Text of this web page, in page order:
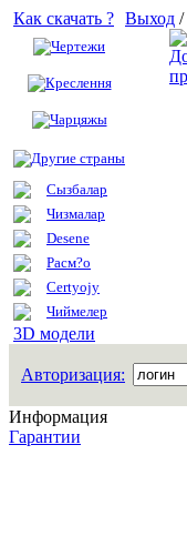
Как скачать ?
Чертежи
Креслення
Чарцяжы
Другие страны
Сызбалар
Чизмалар
Desene
Расм?о
Certyojy
Чиймелер
3D модели
Выход /
Авторизация:
Информация
Гарантии